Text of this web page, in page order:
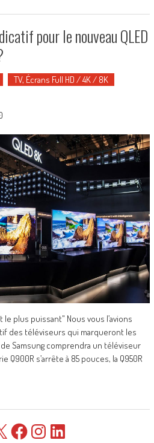
pour le nouveau QLED
TV, Écrans Full HD / 4K / 8K
le plus puissant" Nous vous l’avions
des téléviseurs qui marqueront les
de Samsung comprendra un téléviseur
Q900R s’arrête à 85 pouces, la Q950R
FacebookInstagramLinkedIn